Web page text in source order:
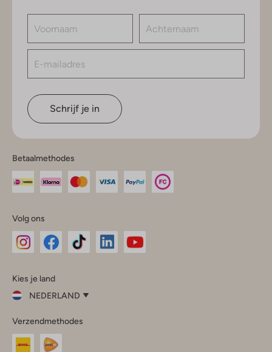
Schrijf je in
Betaalmethodes
Volg ons
InstagramFacebook
Kies je land
NEDERLAND
je
land
Verzendmethodes